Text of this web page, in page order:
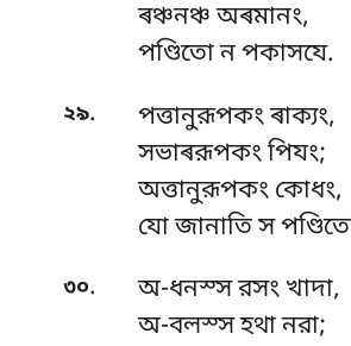
ৰঞ্চনঞ্চঅৰমানং,
পণ্ডিতো ন পকাসযে.
২৯.
পত্তানুরূপকং ৰাক্যং,
সভাৰরূপকং পিযং;
অত্তানুরূপকং কোধং,
যো জানাতি স
৩০.
অ-ধনস্স রসং খাদা,
অ-বলস্স হথা নরা;